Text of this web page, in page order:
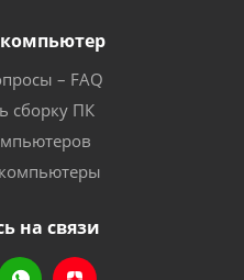
– FAQ
сборку ПК
на связи